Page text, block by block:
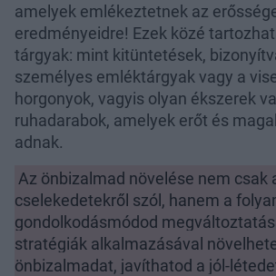
amelyek emlékeztetnek az
eredményeidre! Ezek közé
tárgyak: mint kitüntetések,
személyes emléktárgyak vagy a
horgonyok, vagyis olyan ékszerek
ruhadarabok, amelyek erőt és
adnak.
Az önbizalmad növelése nem csak
cselekedetekről szól, hanem a
gondolkodásmódod
stratégiák alkalmazásával
önbizalmadat, javíthatod a jól-